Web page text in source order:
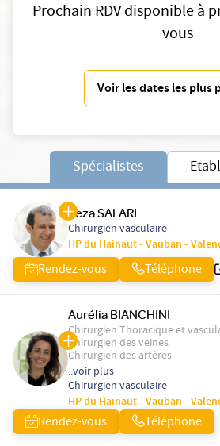
Prochain RDV disponible à
vous
Voir les dates les plus
Spécialistes
Reza SALARI
Chirurgien vasculaire
HP du Hainaut - Vauban -
Rendez-vous Téléphone
Aurélia BIANCHINI
Chirurgien Thoracique et
Chirurgien des veines
Chirurgien des artères
..voir plus
Chirurgien vasculaire
HP du Hainaut - Vauban -
Rendez-vous Téléphone